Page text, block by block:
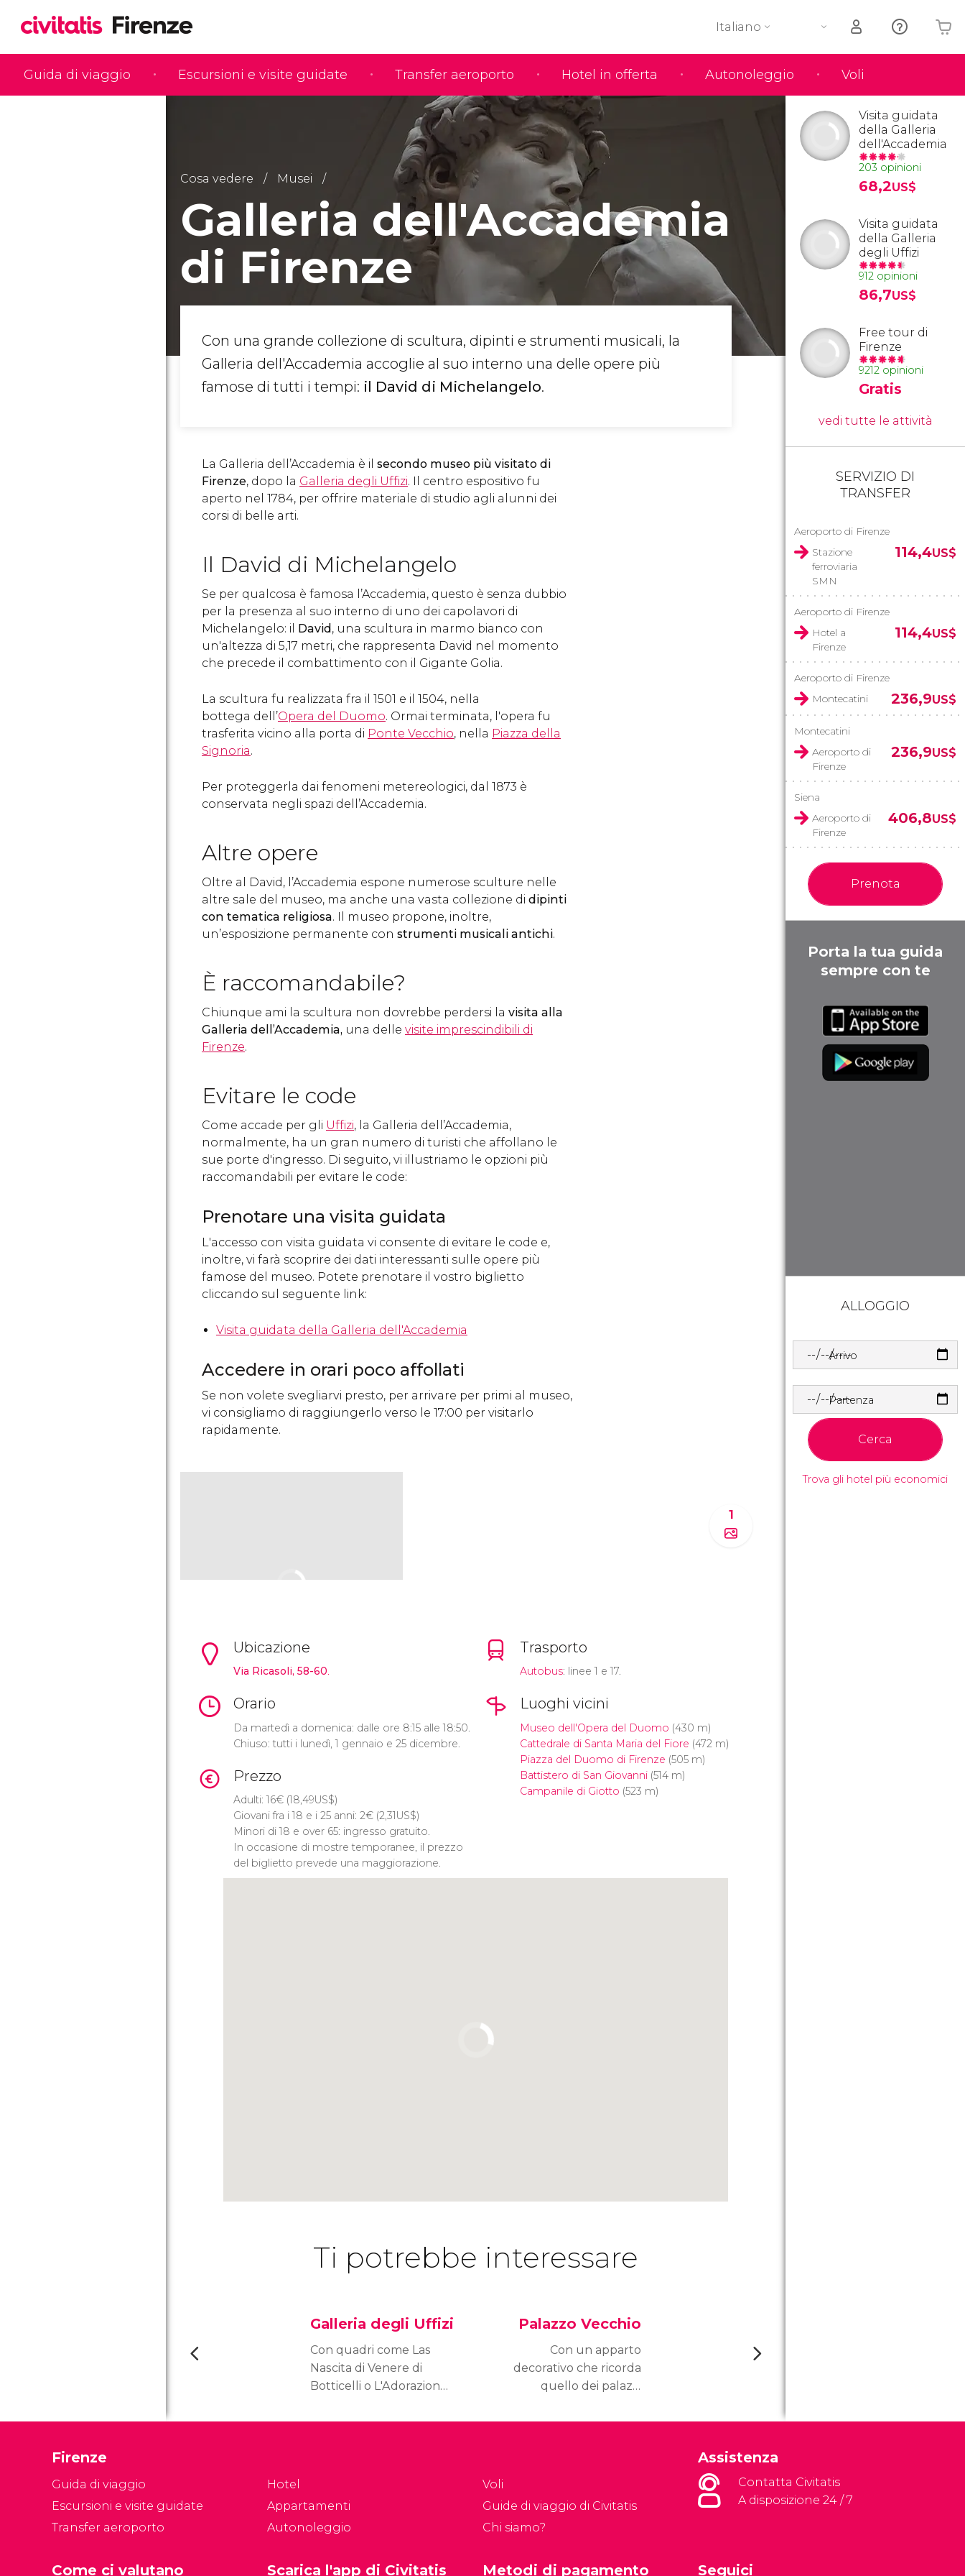
Guida di viaggio Escursioni e visite guidate Transfer aeroporto Hotel in offerta Autonoleggio Voli
Italiano
Il tuo carrello è vuoto
Cosa vedere Musei
Galleria dell'Accademia
di Firenze
Con una grande collezione di scultura, dipinti e strumenti musicali, la
Galleria dell'Accademia accoglie al suo interno una delle opere più
famose di tutti i tempi: il David di Michelangelo.
La Galleria dell’Accademia è il secondo museo più visitato di
Firenze, dopo la Galleria degli Uffizi. Il centro espositivo fu
aperto nel 1784, per offrire materiale di studio agli alunni dei
corsi di belle arti.
Il David di Michelangelo
Se per qualcosa è famosa l’Accademia, questo è senza dubbio
per la presenza al suo interno di uno dei capolavori di
Michelangelo: il David, una scultura in marmo bianco con
un'altezza di 5,17 metri, che rappresenta David nel momento
che precede il combattimento con il Gigante​ Golia.
La scultura fu realizzata fra il 1501 e il 1504, nella
bottega dell’Opera del Duomo. Ormai terminata, l'opera fu
trasferita vicino alla porta di Ponte Vecchio, nella Piazza della
Signoria.
Per proteggerla dai fenomeni metereologici, dal 1873 è
conservata negli spazi dell’Accademia.
Altre opere
Oltre al David, l’Accademia espone numerose sculture nelle
altre sale del museo, ma anche una vasta collezione di dipinti
con tematica religiosa. Il museo propone, inoltre,
un’esposizione permanente con strumenti musicali antichi.
È raccomandabile?
Chiunque ami la scultura non dovrebbe perdersi la visita alla
Galleria dell’Accademia, una delle visite imprescindibili di
Firenze.
Evitare le code
Come accade per gli Uffizi, la Galleria dell’Accademia,
normalmente, ha un gran numero di turisti che affollano le
sue porte d'ingresso. Di seguito, vi illustriamo le opzioni più
raccomandabili per evitare le code:
Prenotare una visita guidata
L'accesso con visita guidata vi consente di evitare le code e,
inoltre, vi farà scoprire dei dati interessanti sulle opere più
famose del museo. Potete prenotare il vostro biglietto
cliccando sul seguente link:
Visita guidata della Galleria dell'Accademia
Accedere in orari poco affollati
Se non volete svegliarvi presto, per arrivare per primi al museo,
vi consigliamo di raggiungerlo verso le 17:00 per visitarlo
rapidamente.
1
Ubicazione
Via Ricasoli, 58-60.
Orario
Da martedì a domenica: dalle ore 8:15 alle 18:50.
Chiuso: tutti i lunedì, 1 gennaio e 25 dicembre.
Prezzo
Adulti: 16€ (18,49US$)
Giovani fra i 18 e i 25 anni: 2€ (2,31US$)
Minori di 18 e over 65: ingresso gratuito.
In occasione di mostre temporanee, il prezzo
del biglietto prevede una maggiorazione.
Trasporto
Autobus: linee 1 e 17.
Luoghi vicini
Museo dell'Opera del Duomo (430 m)
Cattedrale di Santa Maria del Fiore (472 m)
Piazza del Duomo di Firenze (505 m)
Battistero di San Giovanni(514 m)
Campanile di Giotto (523 m)
Ti potrebbe interessare
Galleria degli Uffizi
Con quadri come Las
Nascita di Venere di
Botticelli o L'Adorazione
Vinci, la Galleria degli
Palazzo Vecchio
Con un apparto
decorativo che ricorda
quello dei palazzi
tipica fiorentina, Palazzo
Visita guidata
della Galleria
dell'Accademia
203 opinioni
68,2US$
Visita guidata
della Galleria
degli Uffizi
912 opinioni
86,7US$
Free tour di
Firenze
9212 opinioni
Gratis
vedi tutte le attività
SERVIZIO DI
TRANSFER
Aeroporto di Firenze
Stazione
ferroviaria
SMN
114,4US$
Aeroporto di Firenze
Hotel a
Firenze
114,4US$
Aeroporto di Firenze
Montecatini
236,9US$
Montecatini
Aeroporto di
Firenze
236,9US$
Siena
Aeroporto di
Firenze
406,8US$
Prenota
Porta la tua guida
sempre con te
ALLOGGIO
Arrivo
Partenza
Cerca
Trova gli hotel più economici
Firenze
Guida di viaggio
Escursioni e visite guidate
Transfer aeroporto
Hotel
Appartamenti
Autonoleggio
Voli
Guide di viaggio di Civitatis
Chi siamo?
Assistenza
Contatta Civitatis
A disposizione 24 / 7
Come ci valutano Seguici
Scarica l'app di Civitatis Metodi di pagamento